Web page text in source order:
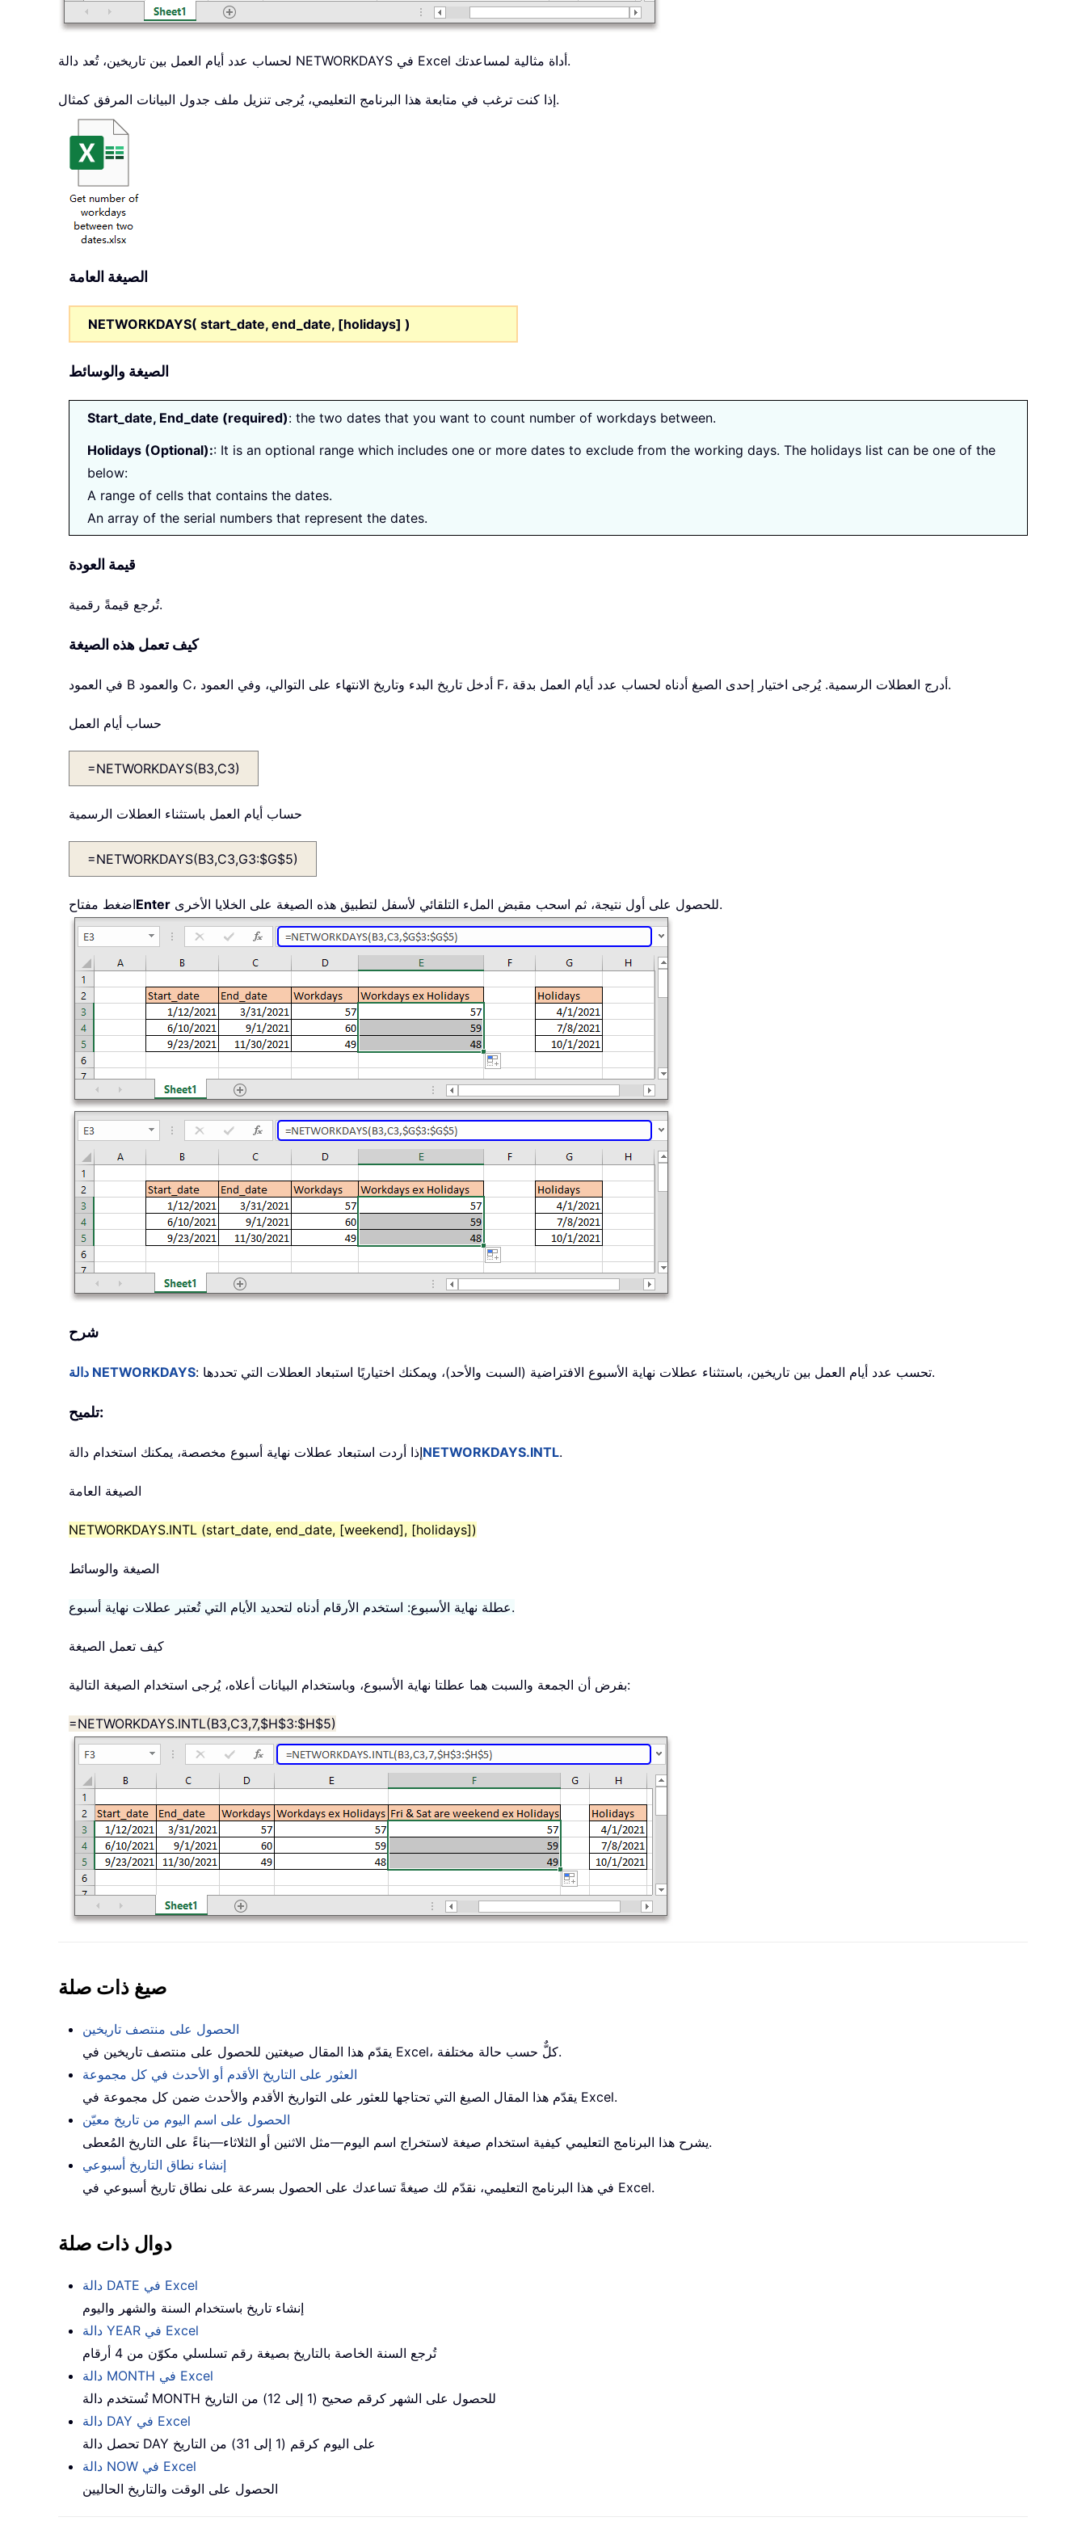
لحساب عدد أيام العمل بين تاريخين، تُعد دالة NETWORKDAYS في Excel أداة مثالية لمساعدتك.
إذا كنت ترغب في متابعة هذا البرنامج التعليمي، يُرجى تنزيل ملف جدول البيانات المرفق كمثال.
الصيغة العامة
NETWORKDAYS( start_date, end_date, [holidays] )
الصيغة والوسائط
Start_date, End_date (required): the two dates that you want to count number of workdays between.
Holidays (Optional):: It is an optional range which includes one or more dates to exclude from the working days. The holidays list can be one of the
below:
A range of cells that contains the dates.
An array of the serial numbers that represent the dates.
قيمة العودة
تُرجع قيمةً رقمية.
كيف تعمل هذه الصيغة
في العمود B والعمود C، أدخل تاريخ البدء وتاريخ الانتهاء على التوالي، وفي العمود F، أدرج العطلات الرسمية. يُرجى اختيار إحدى الصيغ أدناه لحساب عدد أيام العمل بدقة.
حساب أيام العمل
=NETWORKDAYS(B3,C3)
حساب أيام العمل باستثناء العطلات الرسمية
=NETWORKDAYS(B3,C3,G3:$G$5)
اضغط مفتاحEnter للحصول على أول نتيجة، ثم اسحب مقبض الملء التلقائي لأسفل لتطبيق هذه الصيغة على الخلايا الأخرى.
شرح
دالة NETWORKDAYS : تحسب عدد أيام العمل بين تاريخين، باستثناء عطلات نهاية الأسبوع الافتراضية (السبت والأحد)، ويمكنك اختياريًا استبعاد العطلات التي تحددها.
تلميح:
إذا أردت استبعاد عطلات نهاية أسبوع مخصصة، يمكنك استخدام دالةNETWORKDAYS.INTL.
الصيغة العامة
NETWORKDAYS.INTL (start_date, end_date, [weekend], [holidays])
الصيغة والوسائط
عطلة نهاية الأسبوع: استخدم الأرقام أدناه لتحديد الأيام التي تُعتبر عطلات نهاية أسبوع.
كيف تعمل الصيغة
بفرض أن الجمعة والسبت هما عطلتا نهاية الأسبوع، وباستخدام البيانات أعلاه، يُرجى استخدام الصيغة التالية:
=NETWORKDAYS.INTL(B3,C3,7,$H$3:$H$5)
صيغ ذات صلة
الحصول على منتصف تاريخين
يقدّم هذا المقال صيغتين للحصول على منتصف تاريخين في Excel، كلٌّ حسب حالة مختلفة.
العثور على التاريخ الأقدم أو الأحدث في كل مجموعة
يقدّم هذا المقال الصيغ التي تحتاجها للعثور على التواريخ الأقدم والأحدث ضمن كل مجموعة في Excel.
الحصول على اسم اليوم من تاريخ معيّن
يشرح هذا البرنامج التعليمي كيفية استخدام صيغة لاستخراج اسم اليوم—مثل الاثنين أو الثلاثاء—بناءً على التاريخ المُعطى.
إنشاء نطاق التاريخ أسبوعي
في هذا البرنامج التعليمي، نقدّم لك صيغةً تساعدك على الحصول بسرعة على نطاق تاريخ أسبوعي في Excel.
دوال ذات صلة
دالة DATE في Excel
إنشاء تاريخ باستخدام السنة والشهر واليوم
دالة YEAR في Excel
تُرجع السنة الخاصة بالتاريخ بصيغة رقم تسلسلي مكوّن من 4 أرقام
دالة MONTH في Excel
تُستخدم دالة MONTH للحصول على الشهر كرقم صحيح (1 إلى 12) من التاريخ
دالة DAY في Excel
تحصل دالة DAY على اليوم كرقم (1 إلى 31) من التاريخ
دالة NOW في Excel
الحصول على الوقت والتاريخ الحاليين